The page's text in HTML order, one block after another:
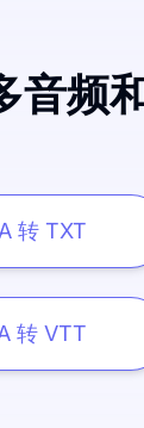
音频
转 TXT
转 VTT